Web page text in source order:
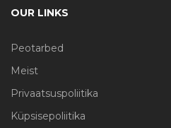
OUR LINKS
Peotarbed
Meist
Privaatsuspoliitika
Küpsisepoliitika